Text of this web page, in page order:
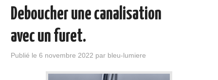
Deboucher une canalisation
avec un furet.
Publié le6 novembre 2022 par bleu-lumiere